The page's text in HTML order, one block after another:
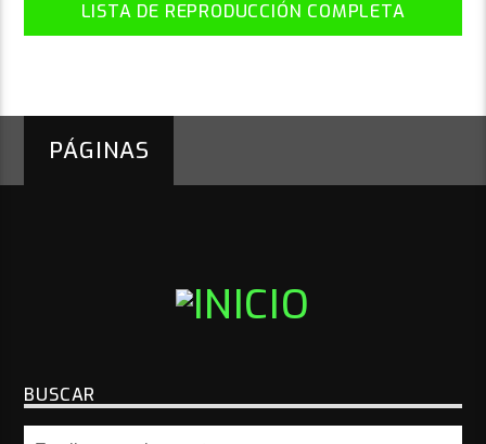
LISTA DE REPRODUCCIÓN COMPLETA
PÁGINAS
BUSCAR